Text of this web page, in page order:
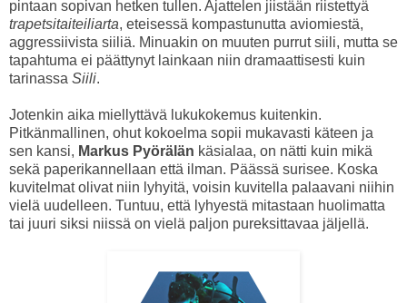
pintaan sopivan hetken tullen. Ajattelen jiistään riistettyä
trapetsitaiteiliarta, eteisessä kompastunutta aviomiestä,
aggressiivista siiliä. Minuakin on muuten purrut siili, mutta se
tapahtuma ei päättynyt lainkaan niin dramaattisesti kuin
tarinassa Siili.
Jotenkin aika miellyttävä lukukokemus kuitenkin.
Pitkänmallinen, ohut kokoelma sopii mukavasti käteen ja
sen kansi, Markus Pyörälän käsialaa, on nätti kuin mikä
sekä paperikannellaan että ilman. Päässä surisee. Koska
kuvitelmat olivat niin lyhyitä, voisin kuvitella palaavani niihin
vielä uudelleen. Tuntuu, että lyhyestä mitastaan huolimatta
tai juuri siksi niissä on vielä paljon pureksittavaa jäljellä.